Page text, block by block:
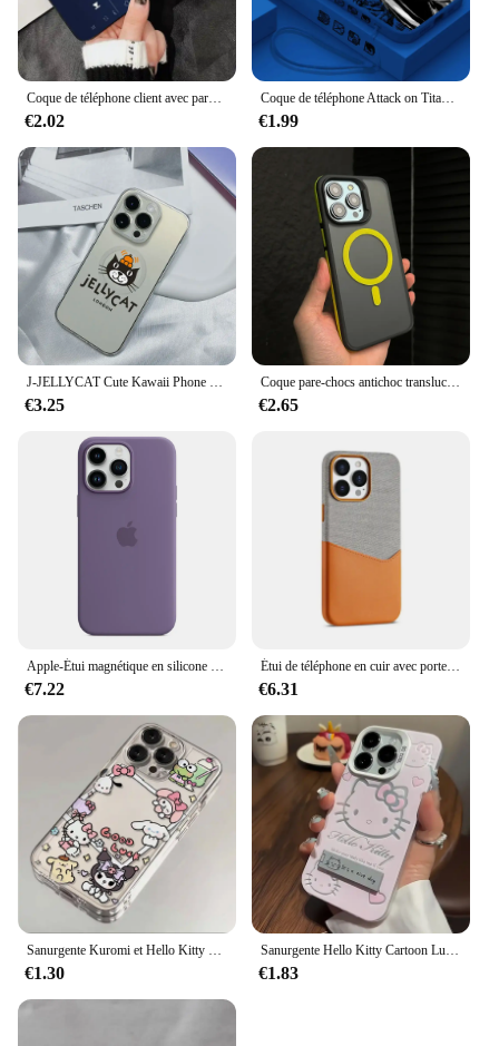
Coque de téléphone client avec paroles de chansons esthétiques, iPhone 13, 8, 7, 6, 6S Plus, X, 5S, SE 2020, Poly 11, 12 Pro, XS MAX
€2.02
Coque de téléphone Attack on Titan Eren Jaeger pour Apple iPhone, 15, 14, 13, 12, 11 Pro Max Plus, 8, 7, SE Liquid Stores, Corde Capa Cover
€1.99
J-JELLYCAT Cute Kawaii Phone Case pour iPhone 12 11 13 14 15 16 Max Pro Plus Transparent Magsafe Magnetic Wireless Cover
€3.25
Coque pare-chocs antichoc translucide pour iPhone, coque de charge magnétique sans fil Magsafe, mode, iPhone 16 12 14 13 15 Pro Max 15Plus
€2.65
Apple-Étui magnétique en silicone liquide Magsafe, chargement sans fil, coque officielle de protection, iPhone 14 Pro Max, iPhone 14 Plus, original
€7.22
Étui de téléphone en cuir avec porte-cartes MagSafe, pour iPhone 12, 14, 15, 16 Pro Max Plus
€6.31
€1.30 €1.83